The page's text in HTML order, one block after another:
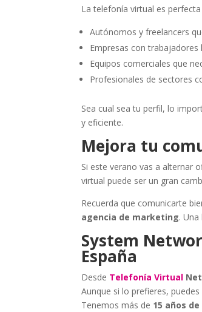
La telefonía virtual es perfecta
Autónomos y freelancers
Empresas con
Equipos comerciales que
Profesionales de sectores
Sea cual sea tu perfil, lo
y eficiente.
Mejora tu
Si este verano vas a alternar
virtual puede ser un gran
Recuerda que comunicarte
agencia de marketing.
System
España
Desde Telefonía Virtual
Aunque si lo prefieres,
Tenemos más de 15 años